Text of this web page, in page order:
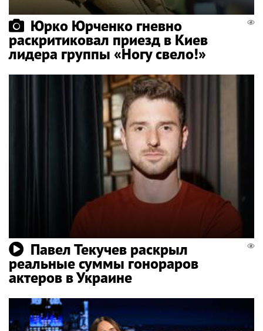
Юрко Юрченко гневно
раскритиковал приезд в Киев
лидера группы «Ногу свело!»
Павел Текучев раскрыл
реальные суммы гонораров
актеров в Украине